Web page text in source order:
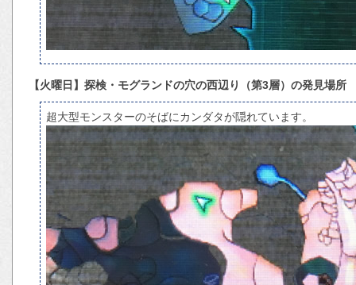
【火曜日】探検・モグランドの穴の西辺り（第3層）の発見場所
超大型モンスターのそばにカンダタが隠れています。